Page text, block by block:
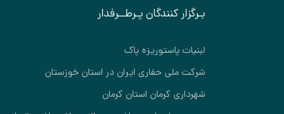
بـرگزار کنندگان پـرطــرفدار
لبنیات پاستوریزه پاک
شرکت ملی حفاری ایران در استان خوزستان
شهرداری کرمان استان کرمان